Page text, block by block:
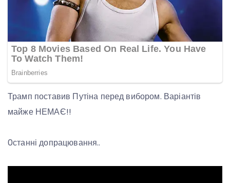
Трамп поставив Путіна перед вибором. Варіантів
майже НЕМАЄ!!
0станні допрацювання..